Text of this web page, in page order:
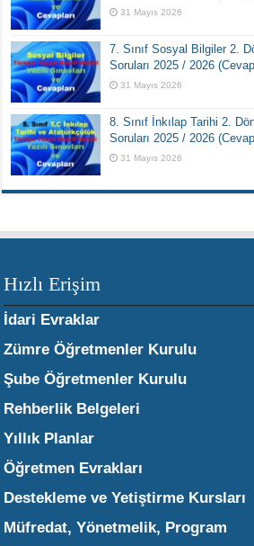
31 Mayıs 2026
7. Sınıf Sosyal Bilgiler 2.
Soruları 2025 / 2026
31 Mayıs 2026
8. Sınıf İnkılap Tarihi 2.
Soruları 2025 / 2026
31 Mayıs 2026
Hızlı Erişim
İdari Evraklar
Zümre Öğretmenler Kurulu
Şube Öğretmenler Kurulu
Rehberlik Belgeleri
Yıllık Planlar
Öğretmen Evrakları
Destekleme ve Yetiştirme Kursları
Müfredat, Yönetmelik, Program